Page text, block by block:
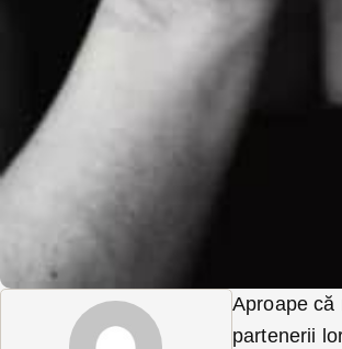
Aproape că
partenerii